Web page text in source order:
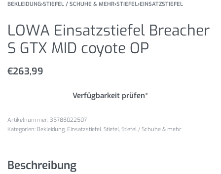
BEKLEIDUNG›STIEFEL / SCHUHE & MEHR›STIEFEL›EINSATZSTIEFEL
LOWA Einsatzstiefel Breacher
S GTX MID coyote OP
€263,99
Verfügbarkeit prüfen*
35788022507
Kategorien: Bekleidung, Einsatzstiefel, Stiefel, Stiefel / Schuhe & mehr
Beschreibung